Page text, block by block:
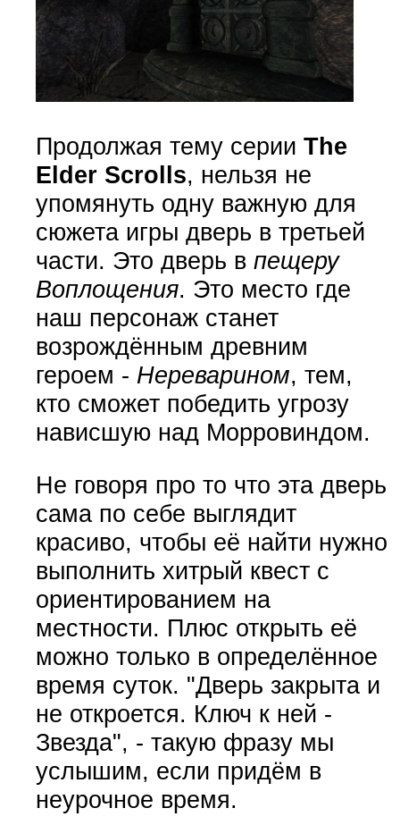
Продолжая тему серии The
Elder Scrolls, нельзя не
упомянуть одну важную для
сюжета игры дверь в третьей
части. Это дверь в пещеру
Воплощения. Это место где
наш персонаж станет
возрождённым древним
героем - Нереварином, тем,
кто сможет победить угрозу
нависшую над Морровиндом.
Не говоря про то что эта дверь
сама по себе выглядит
красиво, чтобы её найти нужно
выполнить хитрый квест с
ориентированием на
местности. Плюс открыть её
можно только в определённое
время суток. "Дверь закрыта и
не откроется. Ключ к ней -
Звезда", - такую фразу мы
услышим, если придём в
неурочное время.